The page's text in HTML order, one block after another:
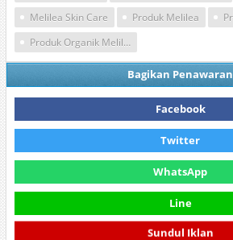
Melilea Skin Care
Produk Melilea
Produk Organik Melilea
Bagikan Penawaran
Facebook
Twitter
WhatsApp
Line
Sundul Iklan